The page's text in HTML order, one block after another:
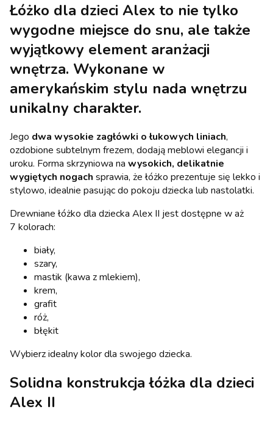
Łóżko dla dzieci Alex to nie tylko
wygodne miejsce do snu, ale także
wyjątkowy element aranżacji
wnętrza. Wykonane w
amerykańskim stylu nada wnętrzu
unikalny charakter.
Jego dwa wysokie zagłówki o łukowych liniach,
ozdobione subtelnym frezem, dodają meblowi elegancji i
uroku. Forma skrzyniowa na wysokich, delikatnie
wygiętych nogach sprawia, że łóżko prezentuje się lekko i
stylowo, idealnie pasując do pokoju dziecka lub nastolatki.
Drewniane łóżko dla dziecka Alex II jest dostępne w aż
7 kolorach:
biały,
szary,
mastik (kawa z mlekiem),
krem,
grafit
róż,
błękit
Wybierz idealny kolor dla swojego dziecka.
Solidna konstrukcja łóżka dla dzieci
Alex II